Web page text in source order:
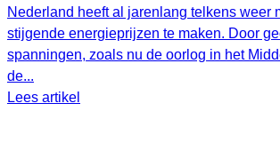
Nederland heeft al jarenlang telkens weer
stijgende energieprijzen te maken. Door
spanningen, zoals nu de oorlog in het
de...
Lees artikel